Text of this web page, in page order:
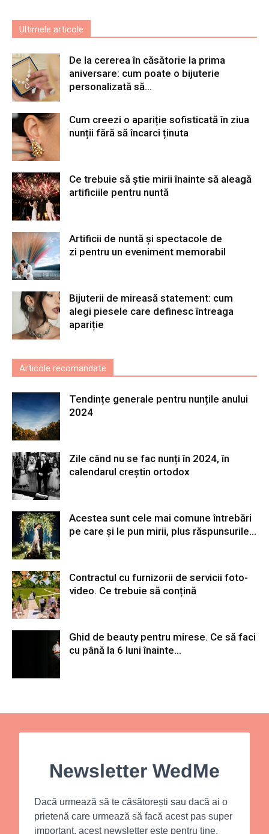
Ultimele articole
De la cererea în căsătorie la prima
aniversare: cum poate o bijuterie
personalizată să...
Cum creezi o apariție sofisticată în ziua
nunții fără să încarci ținuta
Ce trebuie să știe mirii înainte să aleagă
artificiile pentru nuntă
Artificii de nuntă și spectacole de
zi pentru un eveniment memorabil
Bijuterii de mireasă statement: cum
alegi piesele care definesc întreaga
apariție
Articole recomandate
Tendințe generale pentru nunțile anului
2024
Zile când nu se fac nunți în 2024, în
calendarul creștin ortodox
Acestea sunt cele mai comune întrebări
pe care și le pun mirii, plus răspunsurile...
Contractul cu furnizorii de servicii foto-
video. Ce trebuie să conțină
Ghid de beauty pentru mirese. Ce să faci
cu până la 6 luni înainte...
Newsletter WedMe
Dacă urmează să te căsătorești sau dacă ai o
prietenă care urmează să facă acest pas super
important, acest newsletter este pentru tine.